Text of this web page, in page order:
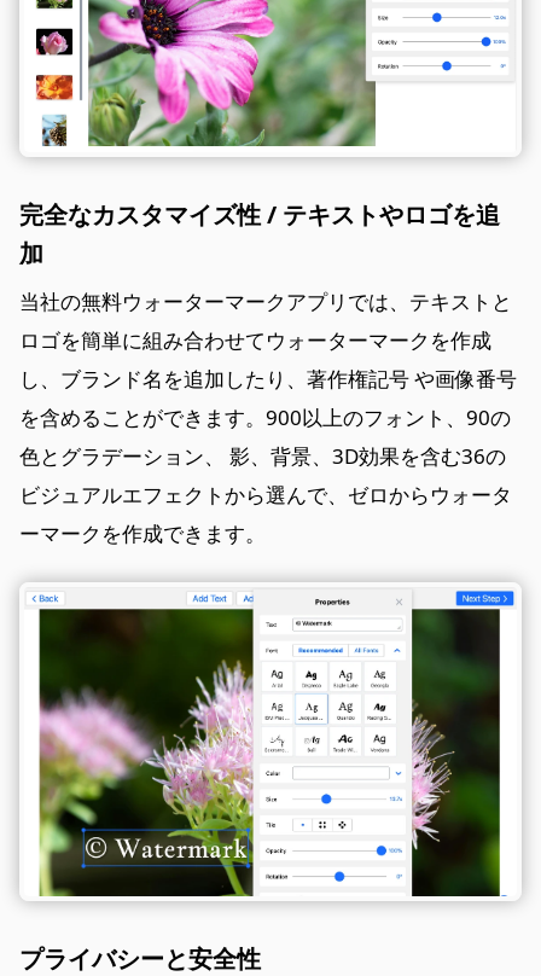
完全なカスタマイズ性 / テキストやロゴを追
加
当社の無料ウォーターマークアプリでは、テキストと
ロゴを簡単に組み合わせてウォーターマークを作成
し、ブランド名を追加したり、著作権記号 や画像番号
を含めることができます。900以上のフォント、90の
色とグラデーション、 影、背景、3D効果を含む36の
ビジュアルエフェクトから選んで、ゼロからウォータ
ーマークを作成できます。
プライバシーと安全性